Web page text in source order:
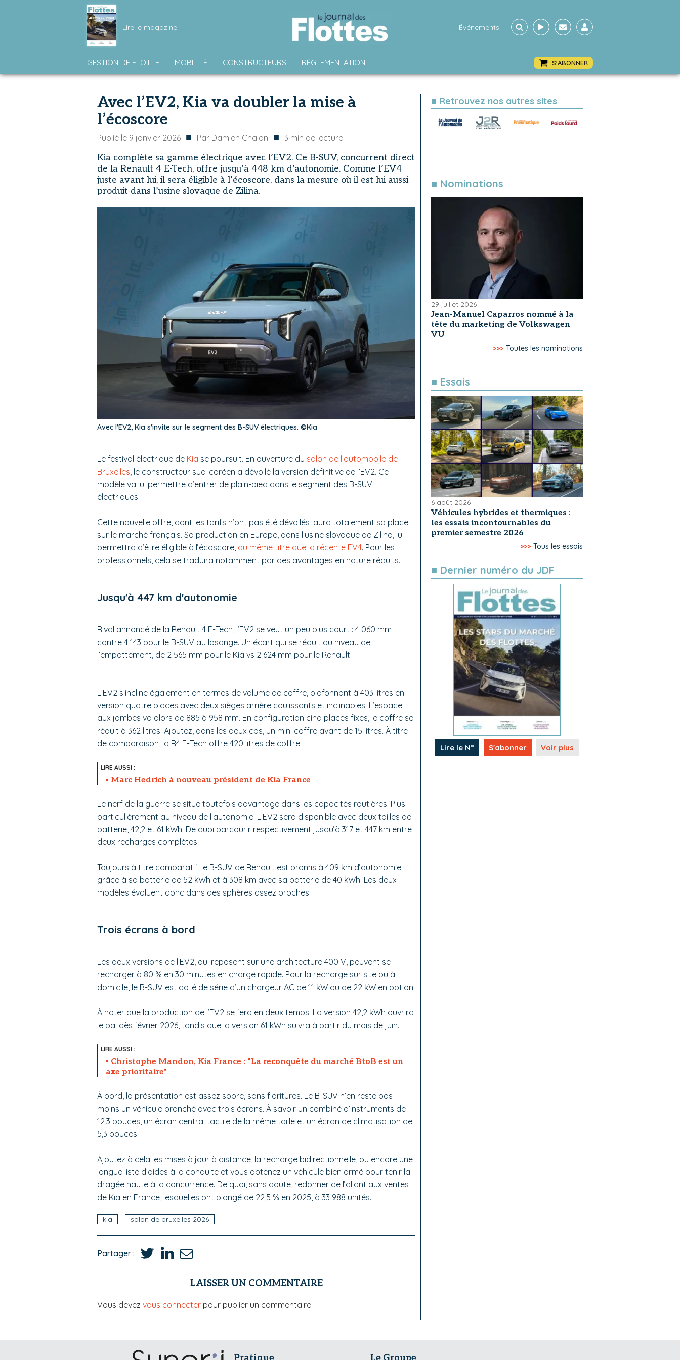
Lire le magazine Événements |
GESTION DE FLOTTE MOBILITÉ CONSTRUCTEURS RÉGLEMENTATION S'ABONNER
Avec l’EV2, Kia va doubler la mise à
l’écoscore
Publié le 9 janvier 2026 ■ Par Damien Chalon ■ 3 min de lecture
Kia complète sa gamme électrique avec l’EV2. Ce B-SUV, concurrent direct
de la Renault 4 E-Tech, offre jusqu’à 448 km d’autonomie. Comme l’EV4
juste avant lui, il sera éligible à l’écoscore, dans la mesure où il est lui aussi
produit dans l’usine slovaque de Zilina.
Avec l'EV2, Kia s'invite sur le segment des B-SUV électriques. ©Kia
Le festival électrique de Kia se poursuit. En ouverture du salon de l’automobile de
Bruxelles, le constructeur sud-coréen a dévoilé la version définitive de l’EV2. Ce
modèle va lui permettre d’entrer de plain-pied dans le segment des B-SUV
électriques.
Cette nouvelle offre, dont les tarifs n’ont pas été dévoilés, aura totalement sa place
sur le marché français. Sa production en Europe, dans l’usine slovaque de Zilina, lui
permettra d’être éligible à l’écoscore, au même titre que la récente EV4. Pour les
professionnels, cela se traduira notamment par des avantages en nature réduits.
Jusqu'à 447 km d'autonomie
Rival annoncé de la Renault 4 E-Tech, l’EV2 se veut un peu plus court : 4 060 mm
contre 4 143 pour le B-SUV au losange. Un écart qui se réduit au niveau de
l’empattement, de 2 565 mm pour le Kia vs 2 624 mm pour le Renault.
L’EV2 s’incline également en termes de volume de coffre, plafonnant à 403 litres en
version quatre places avec deux sièges arrière coulissants et inclinables. L’espace
aux jambes va alors de 885 à 958 mm. En configuration cinq places fixes, le coffre se
réduit à 362 litres. Ajoutez, dans les deux cas, un mini coffre avant de 15 litres. À titre
de comparaison, la R4 E-Tech offre 420 litres de coffre.
Marc Hedrich à nouveau président de Kia France
Le nerf de la guerre se situe toutefois davantage dans les capacités routières. Plus
particulièrement au niveau de l’autonomie. L’EV2 sera disponible avec deux tailles de
batterie, 42,2 et 61 kWh. De quoi parcourir respectivement jusqu’à 317 et 447 km entre
deux recharges complètes.
Toujours à titre comparatif, le B-SUV de Renault est promis à 409 km d’autonomie
grâce à sa batterie de 52 kWh et à 308 km avec sa batterie de 40 kWh. Les deux
modèles évoluent donc dans des sphères assez proches.
Trois écrans à bord
Les deux versions de l’EV2, qui reposent sur une architecture 400 V, peuvent se
recharger à 80 % en 30 minutes en charge rapide. Pour la recharge sur site ou à
domicile, le B-SUV est doté de série d’un chargeur AC de 11 kW ou de 22 kW en option.
À noter que la production de l’EV2 se fera en deux temps. La version 42,2 kWh ouvrira
le bal dès février 2026, tandis que la version 61 kWh suivra à partir du mois de juin.
Christophe Mandon, Kia France : "La reconquête du marché BtoB est un
axe prioritaire"
À bord, la présentation est assez sobre, sans fioritures. Le B-SUV n’en reste pas
moins un véhicule branché avec trois écrans. À savoir un combiné d’instruments de
12,3 pouces, un écran central tactile de la même taille et un écran de climatisation de
5,3 pouces.
Ajoutez à cela les mises à jour à distance, la recharge bidirectionnelle, ou encore une
longue liste d’aides à la conduite et vous obtenez un véhicule bien armé pour tenir la
dragée haute à la concurrence. De quoi, sans doute, redonner de l’allant aux ventes
de Kia en France, lesquelles ont plongé de 22,5 % en 2025, à 33 988 unités.
kia salon de bruxelles 2026
Partager :
LAISSER UN COMMENTAIRE
Vous devez vous connecter pour publier un commentaire.
■ Retrouvez nos autres sites
■ Nominations
29 juillet 2026
Jean-Manuel Caparros nommé à la
tête du marketing de Volkswagen
VU
>>> Toutes les nominations
■ Essais
6 août 2026
Véhicules hybrides et thermiques :
les essais incontournables du
premier semestre 2026
>>> Tous les essais
■ Dernier numéro du JDF
Lire le N° S'abonner Voir plus